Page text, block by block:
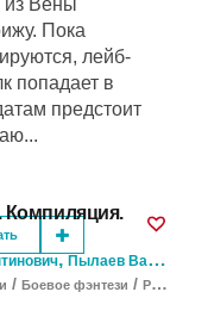
из Вены
Пока
лейб-
попадает в
предстоит
Компиляция.
,Пылаев Валерий
/ Боевое фэнтези / Развитие героя